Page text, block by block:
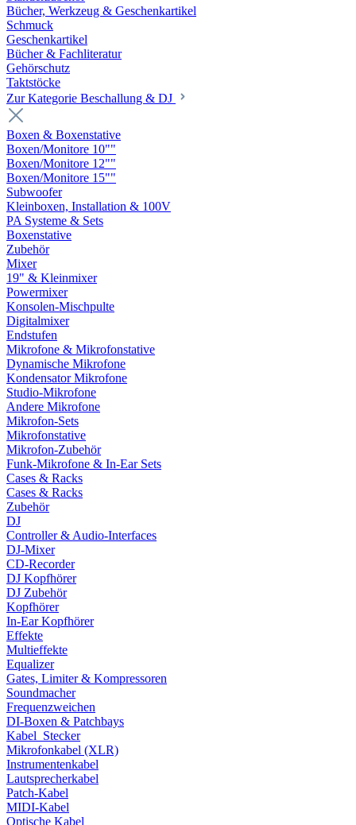
Bücher, Werkzeug & Geschenkartikel
Schmuck
Geschenkartikel
Bücher & Fachliteratur
Gehörschutz
Taktstöcke
Zur Kategorie Beschallung & DJ
Boxen & Boxenstative
Boxen/Monitore 10""
Boxen/Monitore 12""
Boxen/Monitore 15""
Subwoofer
Kleinboxen, Installation & 100V
PA Systeme & Sets
Boxenstative
Zubehör
Mixer
19" & Kleinmixer
Powermixer
Konsolen-Mischpulte
Digitalmixer
Endstufen
Mikrofone & Mikrofonstative
Dynamische Mikrofone
Kondensator Mikrofone
Studio-Mikrofone
Andere Mikrofone
Mikrofon-Sets
Mikrofonstative
Mikrofon-Zubehör
Funk-Mikrofone & In-Ear Sets
Cases & Racks
Cases & Racks
Zubehör
DJ
Controller & Audio-Interfaces
DJ-Mixer
CD-Recorder
DJ Kopfhörer
DJ Zubehör
Kopfhörer
In-Ear Kopfhörer
Effekte
Multieffekte
Equalizer
Gates, Limiter & Kompressoren
Soundmacher
Frequenzweichen
DI-Boxen & Patchbays
Kabel_Stecker
Mikrofonkabel (XLR)
Instrumentenkabel
Lautsprecherkabel
Patch-Kabel
MIDI-Kabel
Optische Kabel